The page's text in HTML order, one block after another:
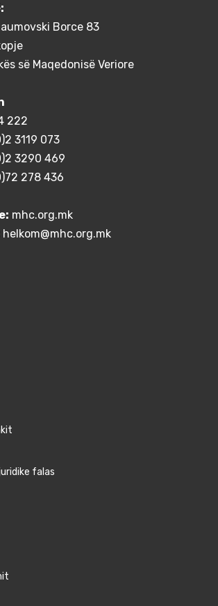
Borce 83
së Maqedonisë Veriore
222
3119 073
3290 469
278 436
mhc.org.mk
helkom@mhc.org.mk
falas